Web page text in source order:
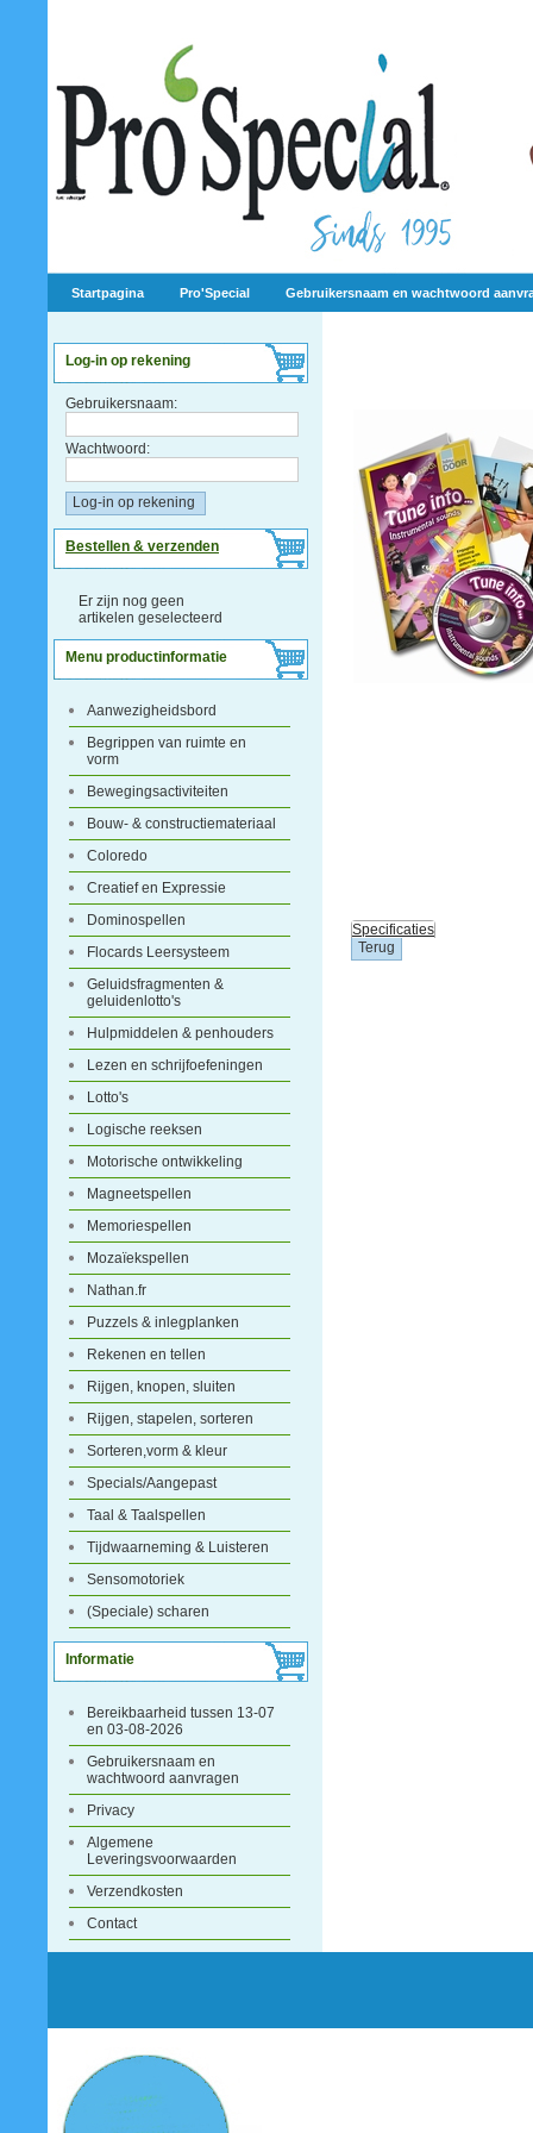
Startpagina Pro'Special Gebruikersnaam en wachtwoord
Log-in op rekening
Gebruikersnaam:
Wachtwoord:
Bestellen & verzenden
Er zijn nog geen
artikelen geselecteerd
Menu productinformatie
Aanwezigheidsbord
Begrippen van ruimte en
vorm
Bewegingsactiviteiten
Bouw- & constructiemateriaal
Coloredo
Creatief en Expressie
Dominospellen
Flocards Leersysteem
Geluidsfragmenten &
geluidenlotto's
Hulpmiddelen & penhouders
Lezen en schrijfoefeningen
Lotto's
Logische reeksen
Motorische ontwikkeling
Magneetspellen
Memoriespellen
Mozaïekspellen
Nathan.fr
Puzzels & inlegplanken
Rekenen en tellen
Rijgen, knopen, sluiten
Rijgen, stapelen, sorteren
Sorteren,vorm & kleur
Specials/Aangepast
Taal & Taalspellen
Tijdwaarneming & Luisteren
Sensomotoriek
(Speciale) scharen
Informatie
Bereikbaarheid tussen 13-07
en 03-08-2026
Gebruikersnaam en
wachtwoord aanvragen
Privacy
Algemene
Leveringsvoorwaarden
Verzendkosten
Contact
Specificaties